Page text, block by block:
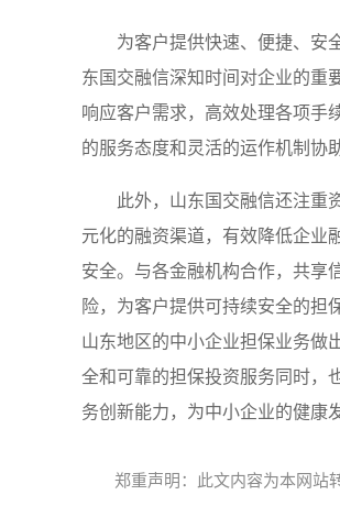
为客户提供快速、便捷、安
东国交融信深知时间对企业的重
响应客户需求，高效处理各项手
的服务态度和灵活的运作机制协
此外，山东国交融信还注重
元化的融资渠道，有效降低企业
安全。与各金融机构合作，共享
险，为客户提供可持续安全的担
山东地区的中小企业担保业务做
全和可靠的担保投资服务同时，
务创新能力，为中小企业的健康
郑重声明：此文内容为本网站